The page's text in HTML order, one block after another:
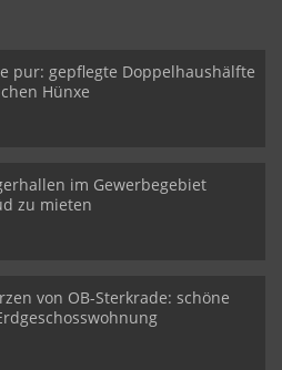
pur: gepflegte Doppelhaushälfte
Hünxe
im Gewerbegebiet
zu mieten
von OB-Sterkrade: schöne